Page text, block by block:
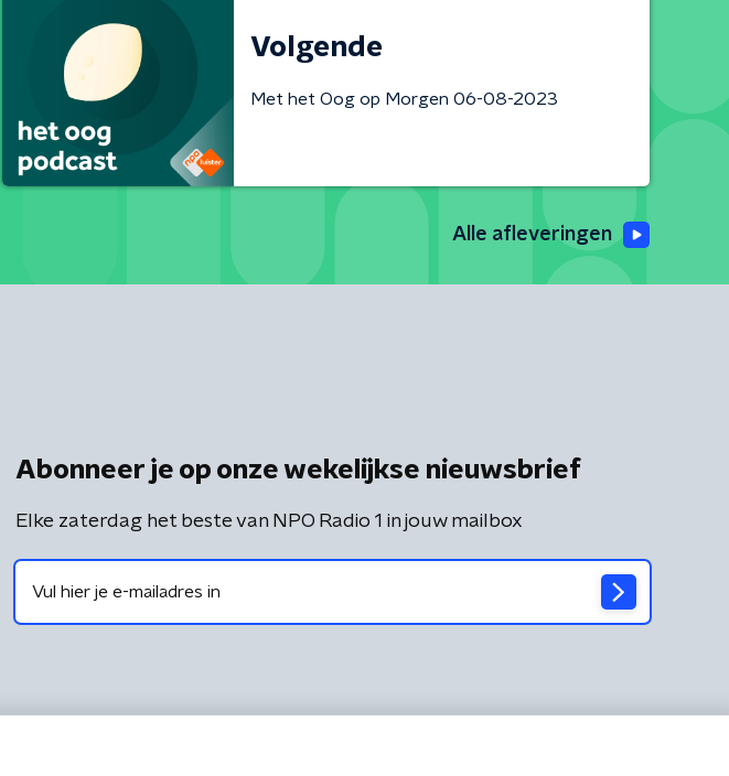
Volgende
Met het Oog op Morgen 06-08-2023
Alle afleveringen
Abonneer je op onze wekelijkse nieuwsbrief
Elke zaterdag het beste van NPO Radio 1 in jouw mailbox